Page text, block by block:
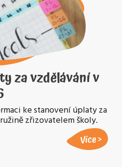
za vzdělávání v
ke stanovení úplaty za
zřizovatelem školy.
Více